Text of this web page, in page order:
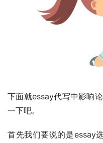
下面就essay代写中影响
一下吧。
首先我们要说的是essay